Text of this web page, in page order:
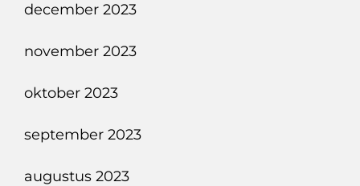
december 2023
november 2023
oktober 2023
september 2023
augustus 2023